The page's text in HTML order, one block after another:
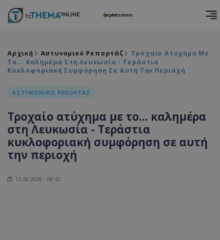
Αρχική Αστυνομικό Ρεπορτάζ
Τροχαίο Ατύχημα Με
Το... Καλημέρα Στη Λευκωσία - Τεράστια
Κυκλοφοριακή Συμφόρηση Σε Αυτή Την Περιοχή
ΑΣΤΥΝΟΜΙΚΟ ΡΕΠΟΡΤΑΖ
Τροχαίο ατύχημα με το... καλημέρα
στη Λευκωσία - Τεράστια
κυκλοφοριακή συμφόρηση σε αυτή
την περιοχή
15.06.2026 - 08:42